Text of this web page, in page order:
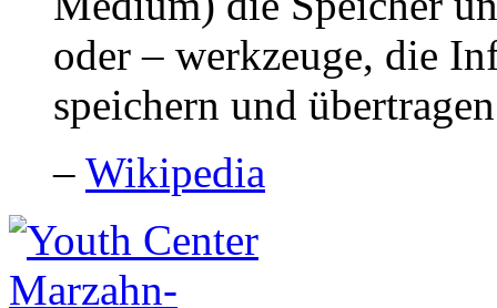
oder – werkzeuge, die
speichern und
– Wikipedia